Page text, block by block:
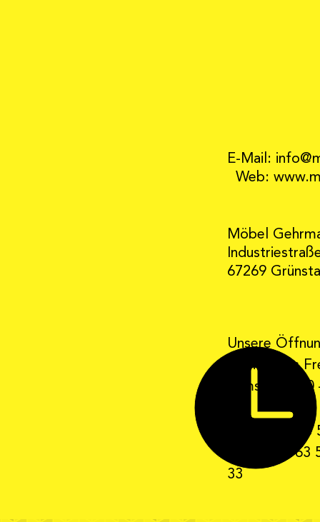
E-Mail:
Web:
Möbel
67269
Unsere
Montag bis
Samstag
Telefon: 0 63
Telefax: 0 63
33